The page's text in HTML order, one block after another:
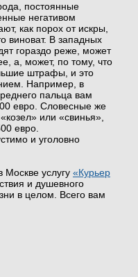
постоянные
негативом
как порох от искры,
виноват. В западных
гораздо реже, может
а, может, по тому, что
штрафы, и это
Например, в
пальца вам
евро. Словесные же
или «свинья»,
евро.
и уголовно
услугу «Курьер
и душевного
в целом. Всего вам